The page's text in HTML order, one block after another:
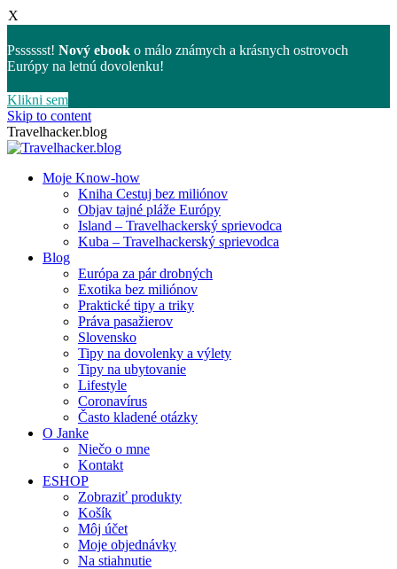
X
Psssssst! Nový ebook o málo známych a krásnych ostrovoch
Európy na letnú dovolenku!
Klikni sem
Skip to content
Travelhacker.blog
Moje Know-how
Kniha Cestuj bez miliónov
Objav tajné pláže Európy
Island – Travelhackerský sprievodca
Kuba – Travelhackerský sprievodca
Blog
Európa za pár drobných
Exotika bez miliónov
Praktické tipy a triky
Práva pasažierov
Slovensko
Tipy na dovolenky a výlety
Tipy na ubytovanie
Lifestyle
Coronavírus
Často kladené otázky
O Janke
Niečo o mne
Kontakt
ESHOP
Zobraziť produkty
Košík
Môj účet
Moje objednávky
Na stiahnutie